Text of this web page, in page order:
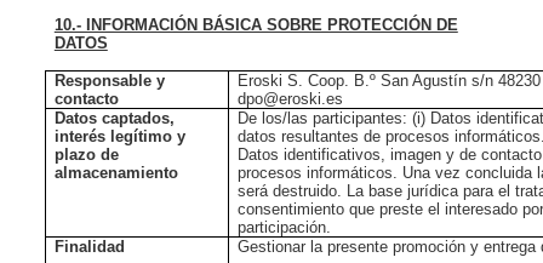
10.- INFORMACIÓN BÁSICA SOBRE PROTECCIÓN DE
DATOS
Responsable y
contacto
Eroski S. Coop. B.º San Agustín s/n
dpo@eroski.es
Datos captados,
interés legítimo y
plazo de
almacenamiento
De los/las participantes: (i) Datos
datos resultantes de procesos
Datos identificativos, imagen y de
procesos informáticos. Una vez concluida
será destruido. La base jurídica para el
consentimiento que preste el interesado
participación.
Finalidad
Gestionar la presente promoción y entrega